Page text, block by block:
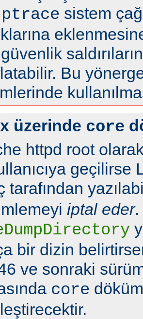
ptrace sistem
Bu
üzerinde core
httpd root
geçilirse
tarafından
iptal eder.
bir dizin
ve sonraki
core